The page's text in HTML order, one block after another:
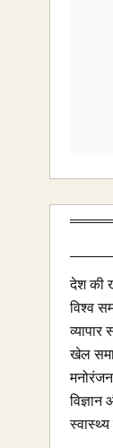
देश की
विश्व
व्यापार
खेल
विज्ञान